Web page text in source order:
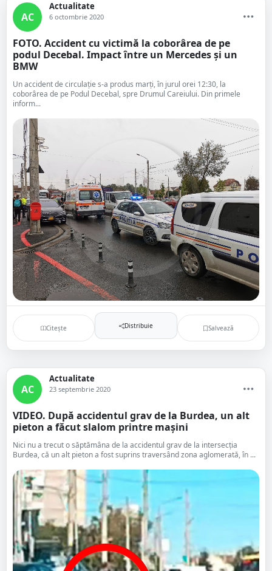
AC
Actualitate
6 octombrie 2020
FOTO. Accident cu victimă la coborârea de pe
podul Decebal. Impact între un Mercedes și un
BMW
Un accident de circulație s-a produs marți, în jurul orei 12:30, la
coborârea de pe Podul Decebal, spre Drumul Careiului. Din primele
inform...
Citește Distribuie Salvează
AC
Actualitate
23 septembrie 2020
VIDEO. După accidentul grav de la Burdea, un alt
pieton a făcut slalom printre mașini
Nici nu a trecut o săptămâna de la accidentul grav de la intersecția
Burdea, că un alt pieton a fost suprins traversând zona aglomerată, în ...